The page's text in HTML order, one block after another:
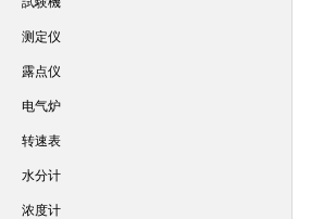
测定仪
露点仪
电气炉
转速表
水分计
浓度计